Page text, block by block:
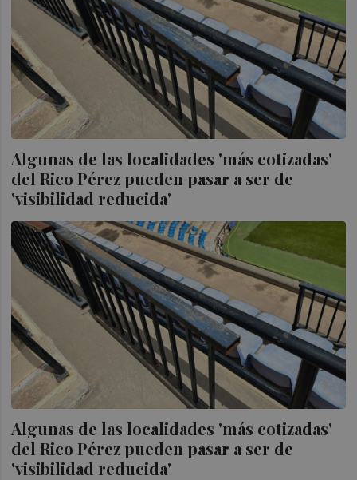
Algunas de las localidades 'más cotizadas'
del Rico Pérez pueden pasar a ser de
'visibilidad reducida'
Algunas de las localidades 'más cotizadas'
del Rico Pérez pueden pasar a ser de
'visibilidad reducida'